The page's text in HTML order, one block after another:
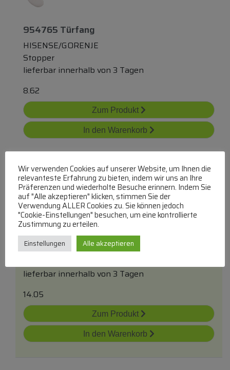
954765 Türfang
HISENSE/GORENJE
Stopper
lieferbar innerhalb von 3 Tagen
8.62
Zum Produkt
In den Warenkorb
4862710100 C00885158 Lager Links Mit
Stopper
BEKO/GRUNDIG/ARCELIK
lieferbar innerhalb von 3 Tagen
14.05
Zum Produkt
In den Warenkorb
Wir verwenden Cookies auf unserer Website, um Ihnen die
relevanteste Erfahrung zu bieten, indem wir uns an Ihre
Präferenzen und wiederholte Besuche erinnern. Indem Sie
auf "Alle akzeptieren" klicken, stimmen Sie der
Verwendung ALLER Cookies zu. Sie können jedoch
"Cookie-Einstellungen" besuchen, um eine kontrollierte
Zustimmung zu erteilen.
Einstellungen Alle akzeptieren